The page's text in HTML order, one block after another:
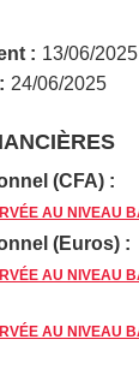
: 13/06/2025
24/06/2025
(CFA) :
AU NIVEAU
(Euros) :
AU NIVEAU
AU NIVEAU